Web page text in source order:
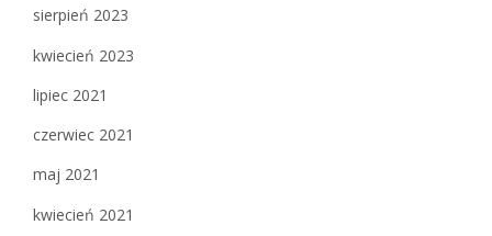
sierpień 2023
kwiecień 2023
lipiec 2021
czerwiec 2021
maj 2021
kwiecień 2021